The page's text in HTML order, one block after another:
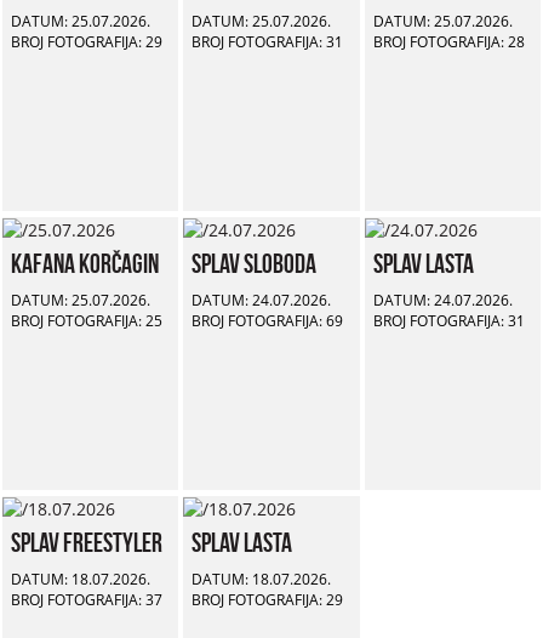
DATUM: 25.07.2026.
BROJ FOTOGRAFIJA: 29
DATUM: 25.07.2026.
BROJ FOTOGRAFIJA: 31
DATUM: 25.07.2026.
BROJ FOTOGRAFIJA: 28
Kafana Korčagin
DATUM: 25.07.2026.
BROJ FOTOGRAFIJA: 25
Splav Sloboda
DATUM: 24.07.2026.
BROJ FOTOGRAFIJA: 69
Splav Lasta
DATUM: 24.07.2026.
BROJ FOTOGRAFIJA: 31
Splav Freestyler
DATUM: 18.07.2026.
BROJ FOTOGRAFIJA: 37
Splav Lasta
DATUM: 18.07.2026.
BROJ FOTOGRAFIJA: 29